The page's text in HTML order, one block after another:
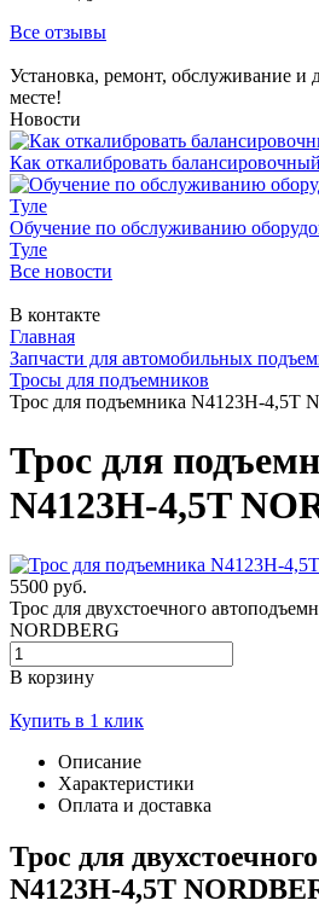
Все отзывы
Установка, ремонт, обслуживание и
месте!
Новости
Как откалибровать
Обучение по обслуживанию
Туле
Все новости
В контакте
Главная
Запчасти для автомобильных
Тросы для подъемников
Трос для подъемника N4123H-4,5T
Трос для
N4123H-4,5T
5500 руб.
Трос для двухстоечного
NORDBERG
В корзину
Купить в 1 клик
Описание
Характеристики
Оплата и доставка
Трос для
N4123H-4,5T